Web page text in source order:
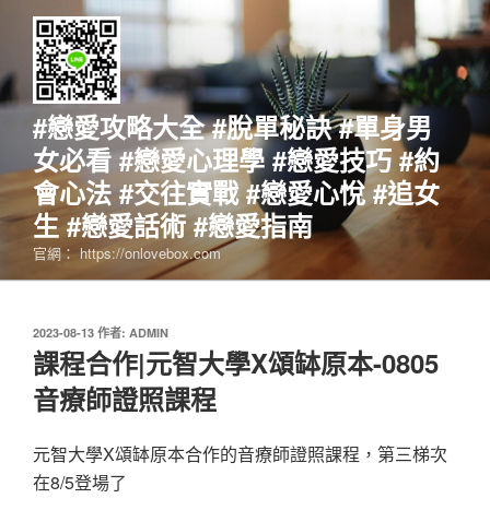
要
#戀愛攻略大全 #脫單秘訣 #單身男
女必看 #戀愛心理學 #戀愛技巧 #約
會心法 #交往實戰 #戀愛心悅 #追女
生 #戀愛話術 #戀愛指南
官網： https://onlovebox.com
發
佈
於
2023-08-13 作者: ADMIN
課程合作|元智大學X頌缽原本-0805
音療師證照課程
元智大學X頌缽原本合作的音療師證照課程，第三梯次
在8/5登場了